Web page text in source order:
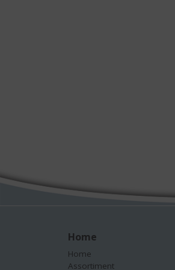
Home
Home
Assortiment